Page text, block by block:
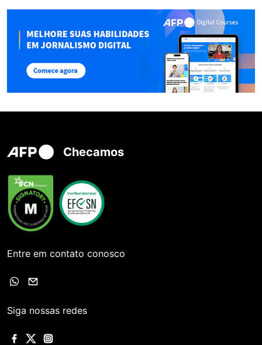
Checamos
Entre em contato conosco
Siga nossas redes